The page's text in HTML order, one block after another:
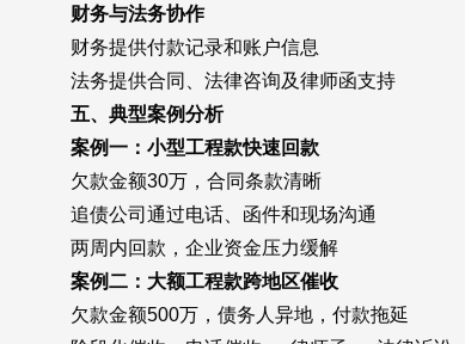
财务与法务协作
财务提供付款记录和账户信息
法务提供合同、法律咨询及律师函支持
五、典型案例分析
案例一：小型工程款快速回款
欠款金额30万，合同条款清晰
追债公司通过电话、函件和现场沟通
两周内回款，企业资金压力缓解
案例二：大额工程款跨地区催收
欠款金额500万，债务人异地，付款拖延